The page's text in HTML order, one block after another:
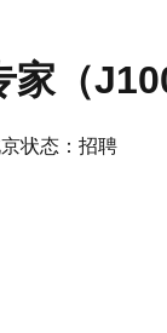
（
状态： 招聘